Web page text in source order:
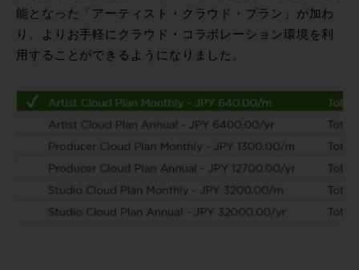
能となった「アーティスト・クラウド・プラン」が加わ
り、よりお手軽にクラウド・コラボレーション環境を利
用することができるようになりました。